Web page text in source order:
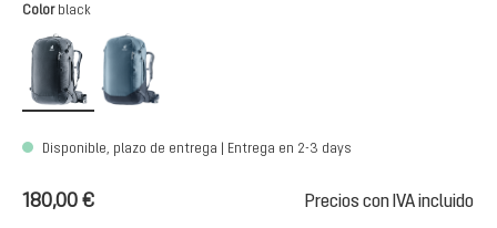
Seleccione
Color black
black
Disponible, plazo de entrega | Entrega en 2-3 days
180,00 € Precios con IVA incluido